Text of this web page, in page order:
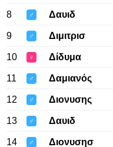
8 ♂ Δαυιδ
9 ♂ Διμιτρισ
10 ♀ Δίδυμα
11 ♂ Δαμιανός
12 ♂ Διονυσης
13 ♂ Δαυιδ
14 ♂ Διονυσησ